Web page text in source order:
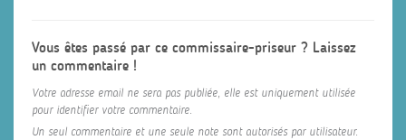
Vous êtes passé par ce commissaire-priseur ? Laissez
un commentaire !
Votre adresse email ne sera pas publiée, elle est uniquement utilisée
pour identifier votre commentaire.
Un seul commentaire et une seule note sont autorisés par utilisateur.